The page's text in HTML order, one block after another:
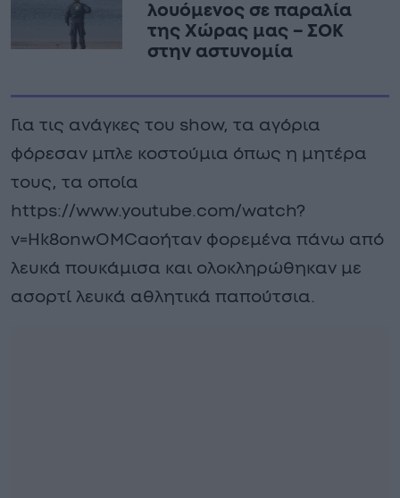
λουόμενος σε παραλία
της Χώρας μας – ΣΟΚ
στην αστυνομία
Για τις ανάγκες του show, τα αγόρια
φόρεσαν μπλε κοστούμια όπως η μητέρα
τους, τα οποία
https://www.youtube.com/watch?
v=Hk8onwOMCaoήταν φορεμένα πάνω από
λευκά πουκάμισα και ολοκληρώθηκαν με
ασορτί λευκά αθλητικά παπούτσια.